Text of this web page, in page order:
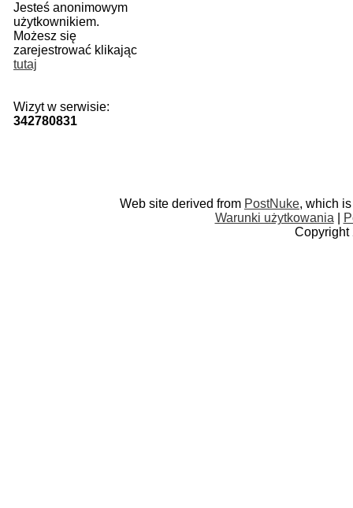
Jesteś anonimowym
użytkownikiem.
Możesz się
zarejestrować klikając
tutaj
Wizyt w serwisie:
342780831
Web site derived from PostNuke, which
Warunki użytkowania
Copyright